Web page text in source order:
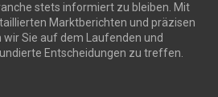
stets informiert zu bleiben. Mit
Marktberichten und präzisen
Sie auf dem Laufenden und
Entscheidungen zu treffen.